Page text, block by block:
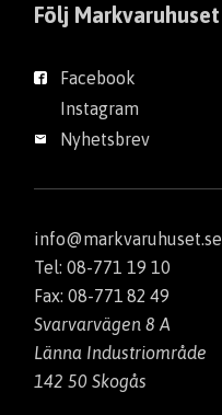
Följ Markvaruhuset
Facebook
Instagram
Nyhetsbrev
info@markvaruhuset.se
Tel: 08-771 19 10
Fax: 08-771 82 49
Svarvarvägen 8 A
Länna Industriområde
142 50 Skogås